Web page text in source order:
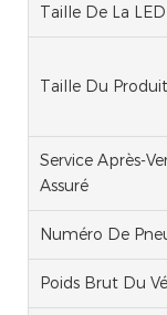
Taille De La LED
Taille Du Produit
Service Après-
Assuré
Numéro De
Poids Brut Du